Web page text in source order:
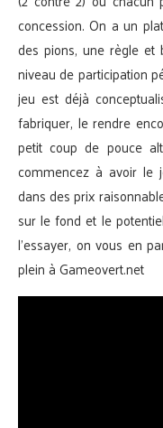
concession. On a un
des pions, une règle
niveau de participation
jeu est déjà
fabriquer, le rendre
petit coup de pouce
commencez à avoir le
dans des prix
sur le fond et le
l’essayer, on vous en
plein à Gameovert.net